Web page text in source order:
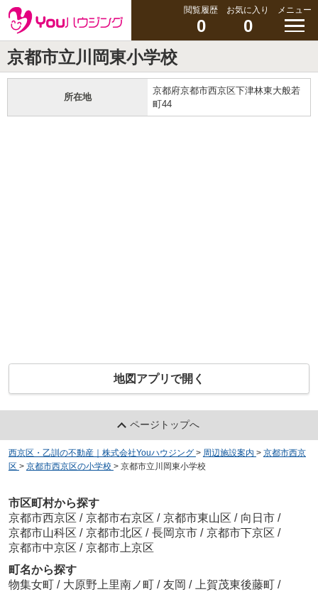
閲覧履歴
0
お気に入り
0
メニュー
京都市立川岡東小学校
所在地
京都府京都市西京区下津林東大般若
町44
地図アプリで開く
ページトップへ
西京区・乙訓の不動産｜株式会社Youハウジング > 周辺施設案内 > 京都市西京
区 > 京都市西京区の小学校 > 京都市立川岡東小学校
市区町村から探す
京都市西京区 / 京都市右京区 / 京都市東山区 / 向日市 /
京都市山科区 / 京都市北区 / 長岡京市 / 京都市下京区 /
京都市中京区 / 京都市上京区
町名から探す
物集女町 / 大原野上里南ノ町 / 友岡 / 上賀茂東後藤町 /